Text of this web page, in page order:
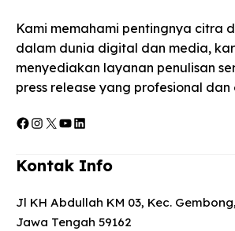
Kami memahami pentingnya citra
dalam dunia digital dan media,
menyediakan layanan penulisan
press release yang profesional
Facebook
Instagram
X YouTube
LinkedIn
Kontak Info
Jl KH Abdullah KM 03, Kec.
Jawa Tengah 59162